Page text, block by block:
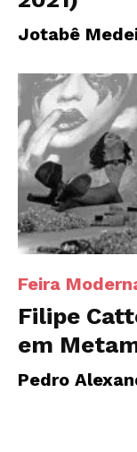
Jotabê
Feira
Filipe
em
Pedro